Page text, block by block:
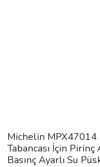
Michelin MPX47014
Tabancası İçin Pirinç
Basınç Ayarlı Su